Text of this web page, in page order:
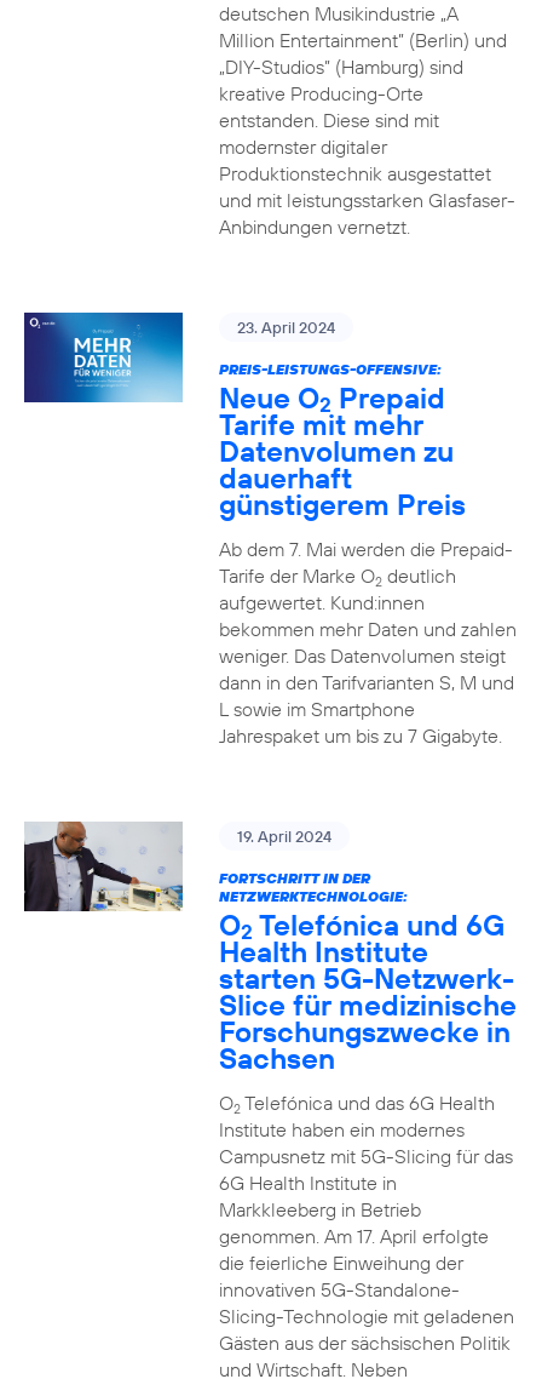
deutschen Musikindustrie „A
Million Entertainment” (Berlin) und
„DIY-Studios” (Hamburg) sind
kreative Producing-Orte
entstanden. Diese sind mit
modernster digitaler
Produktionstechnik ausgestattet
und mit leistungsstarken Glasfaser-
Anbindungen vernetzt.
23. April 2024
PREIS-LEISTUNGS-OFFENSIVE:
Neue O2 Prepaid
Tarife mit mehr
Datenvolumen zu
dauerhaft
günstigerem Preis
Ab dem 7. Mai werden die Prepaid-
Tarife der Marke O2deutlich
aufgewertet. Kund:innen
bekommen mehr Daten und zahlen
weniger. Das Datenvolumen steigt
dann in den Tarifvarianten S, M und
L sowie im Smartphone
Jahrespaket um bis zu 7 Gigabyte.
19. April 2024
FORTSCHRITT IN DER
NETZWERKTECHNOLOGIE:
O2 Telefónica und 6G
Health Institute
starten 5G-Netzwerk-
Slice für medizinische
Forschungszwecke in
Sachsen
O2Telefónica und das 6G Health
Institute haben ein modernes
Campusnetz mit 5G-Slicing für das
6G Health Institute in
Markkleeberg in Betrieb
genommen. Am 17. April erfolgte
die feierliche Einweihung der
innovativen 5G-Standalone-
Slicing-Technologie mit geladenen
Gästen aus der sächsischen Politik
und Wirtschaft. Neben